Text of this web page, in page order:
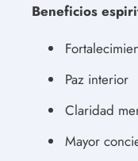
Beneficios
Paz interior
Claridad
Mayor